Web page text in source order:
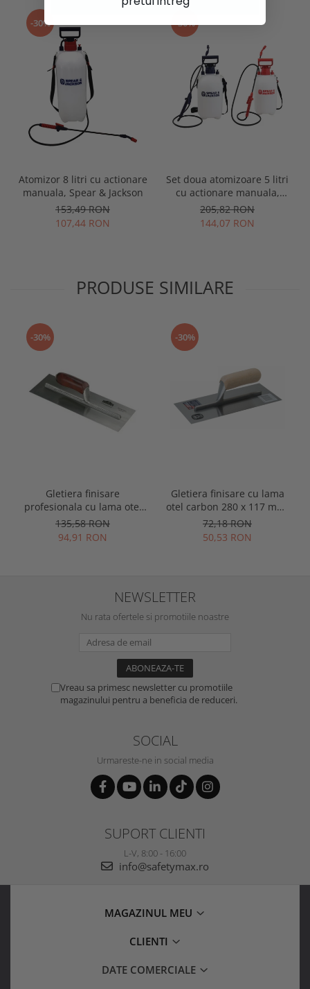
-30%
Atomizor 8 litri cu actionare
manuala, Spear & Jackson
153,49 RON
107,44 RON
-30%
Set doua atomizoare 5 litri
cu actionare manuala,
Spear & Jackson
205,82 RON
144,07 RON
PRODUSE SIMILARE
-30%
Gletiera finisare
profesionala cu lama otel
carbon 280 x 117 mm,
maner lemn, Spear &
135,58 RON
94,91 RON
-30%
Gletiera finisare cu lama
otel carbon 280 x 117 mm,
maner lemn, Spear &
Jackson
72,18 RON
50,53 RON
NEWSLETTER
Nu rata ofertele si promotiile noastre
Vreau sa primesc newsletter cu promotiile
magazinului pentru a beneficia de reduceri.
SOCIAL
Urmareste-ne in social media
SUPORT CLIENTI
L-V, 8:00 - 16:00
info@safetymax.ro
MAGAZINUL MEU
CLIENTI
DATE COMERCIALE